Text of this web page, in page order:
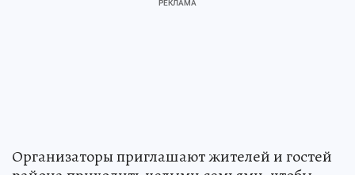
Организаторы приглашают жителей и гостей